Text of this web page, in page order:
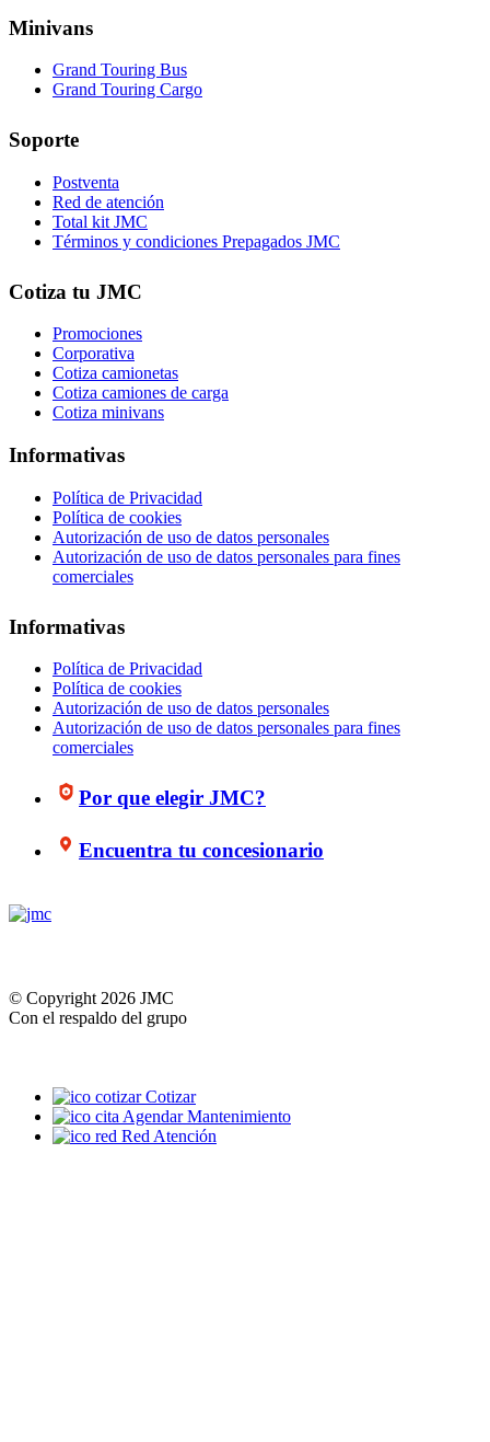
Minivans
Grand Touring Bus
Grand Touring Cargo
Soporte
Postventa
Red de atención
Total kit JMC
Términos y condiciones Prepagados JMC
Cotiza tu JMC
Promociones
Corporativa
Cotiza camionetas
Cotiza camiones de carga
Cotiza minivans
Informativas
Política de Privacidad
Política de cookies
Autorización de uso de datos personales
Autorización de uso de datos personales para fines
comerciales
Informativas
Política de Privacidad
Política de cookies
Autorización de uso de datos personales
Autorización de uso de datos personales para fines
comerciales
Por que elegir JMC?
Encuentra tu concesionario
© Copyright 2026 JMC
Con el respaldo del grupo
Cotizar
Agendar Mantenimiento
Red Atención